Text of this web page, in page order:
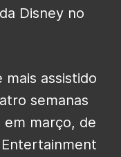
Disney no
assistido
semanas
março, de